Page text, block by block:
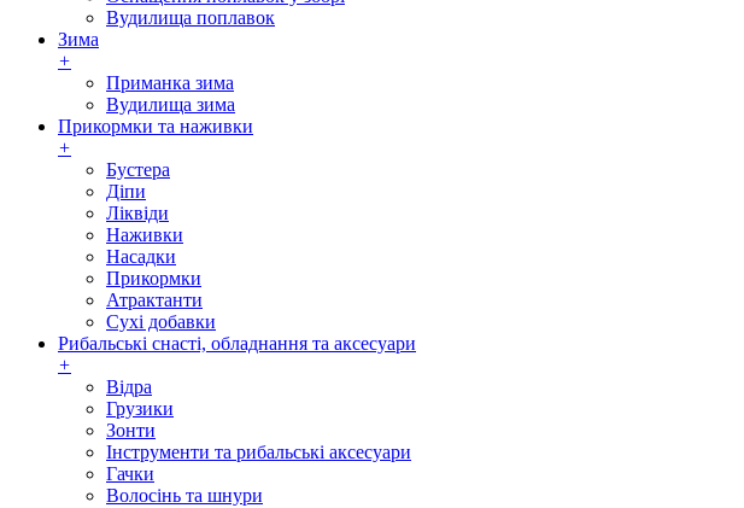
Вудилища поплавок
Зима
+
Приманка зима
Вудилища зима
Прикормки та наживки
+
Бустера
Діпи
Ліквіди
Наживки
Насадки
Прикормки
Атрактанти
Сухі добавки
Рибальські снасті, обладнання та аксесуари
+
Відра
Грузики
Зонти
Інструменти та рибальські аксесуари
Гачки
Волосінь та шнури